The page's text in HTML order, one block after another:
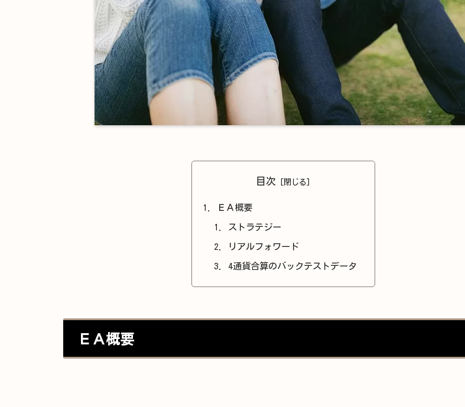
目次
ＥＡ概要
ストラテジー
リアルフォワード
4通貨合算のバックテストデータ
ＥＡ概要